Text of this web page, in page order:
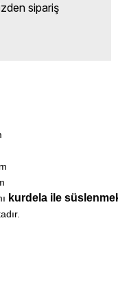
sipariş
kurdela ile